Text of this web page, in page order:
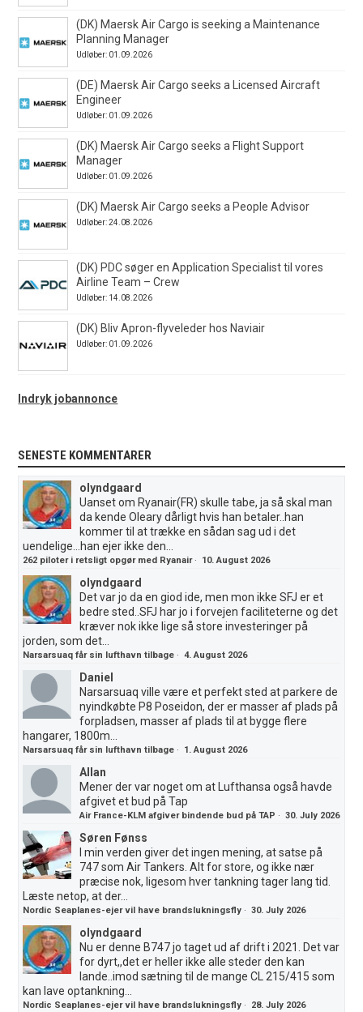
(DK) Maersk Air Cargo is seeking a Maintenance
Planning Manager
Udløber: 01.09.2026
(DE) Maersk Air Cargo seeks a Licensed Aircraft
Engineer
Udløber: 01.09.2026
(DK) Maersk Air Cargo seeks a Flight Support
Manager
Udløber: 01.09.2026
(DK) Maersk Air Cargo seeks a People Advisor
Udløber: 24.08.2026
(DK) PDC søger en Application Specialist til vores
Airline Team – Crew
Udløber: 14.08.2026
(DK) Bliv Apron-flyveleder hos Naviair
Udløber: 01.09.2026
Indryk jobannonce
SENESTE KOMMENTARER
olyndgaard
Uanset om Ryanair(FR) skulle tabe, ja så skal man
da kende Oleary dårligt hvis han betaler..han
kommer til at trække en sådan sag ud i det
uendelige...han ejer ikke den...
262 piloter i retsligt opgør med Ryanair· 10. August 2026
olyndgaard
Det var jo da en giod ide, men mon ikke SFJ er et
bedre sted..SFJ har jo i forvejen faciliteterne og det
kræver nok ikke lige så store investeringer på
jorden, som det...
Narsarsuaq får sin lufthavn tilbage ·4. August 2026
Daniel
Narsarsuaq ville være et perfekt sted at parkere de
nyindkøbte P8 Poseidon, der er masser af plads på
forpladsen, masser af plads til at bygge flere
hangarer, 1800m...
Narsarsuaq får sin lufthavn tilbage · 1. August 2026
Allan
Mener der var noget om at Lufthansa også havde
afgivet et bud på Tap
Air France-KLM afgiver bindende bud på TAP ·30. July 2026
Søren Fønss
I min verden giver det ingen mening, at satse på
747 som Air Tankers. Alt for store, og ikke nær
præcise nok, ligesom hver tankning tager lang tid.
Læste netop, at der...
Nordic Seaplanes-ejer vil have brandslukningsfly ·30. July 2026
olyndgaard
Nu er denne B747 jo taget ud af drift i 2021. Det var
for dyrt,,det er heller ikke alle steder den kan
lande..imod sætning til de mange CL 215/415 som
kan lave optankning...
Nordic Seaplanes-ejer vil have brandslukningsfly · 28. July 2026